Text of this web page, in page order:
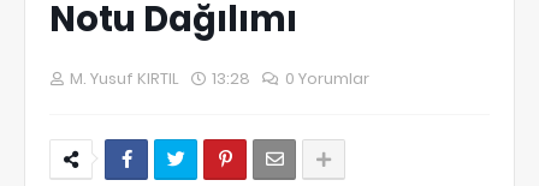
Notu Dağılımı
M. Yusuf KIRTIL 13:28 0 Yorumlar